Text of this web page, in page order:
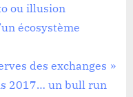
ou illusion
écosystème
des exchanges
2017… un bull run